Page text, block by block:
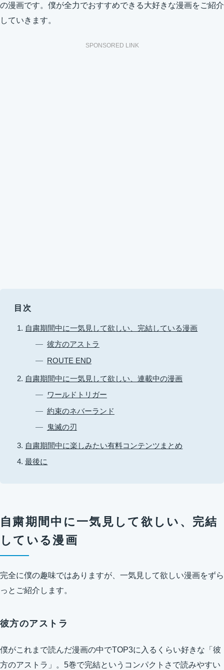
の漫画です。僕が全力でおすすめできる大好きな漫画をご紹介
していきます。
SPONSORED LINK
目次
自粛期間中に一気見して欲しい、完結している漫画
彼方のアストラ
ROUTE END
自粛期間中に一気見して欲しい、連載中の漫画
ワールドトリガー
約束のネバーランド
鬼滅の刃
自粛期間中に楽しみたい有料コンテンツまとめ
最後に
自粛期間中に一気見して欲しい、完結
している漫画
完全に僕の趣味ではありますが、一気見して欲しい漫画をずら
っとご紹介します。
彼方のアストラ
僕がこれまで読んだ漫画の中でTOP3に入るくらい好きな「彼
方のアストラ」。5巻で完結というコンパクトさで読みやすい